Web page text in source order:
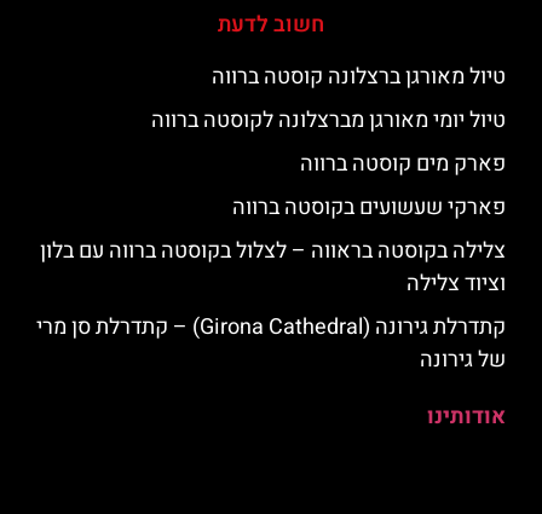
חשוב לדעת
טיול מאורגן ברצלונה קוסטה ברווה
טיול יומי מאורגן מברצלונה לקוסטה ברווה
פארק מים קוסטה ברווה
פארקי שעשועים בקוסטה ברווה
צלילה בקוסטה בראווה – לצלול בקוסטה ברווה עם בלון
וציוד צלילה
קתדרלת גירונה (Girona Cathedral) – קתדרלת סן מרי
של גירונה
אודותינו